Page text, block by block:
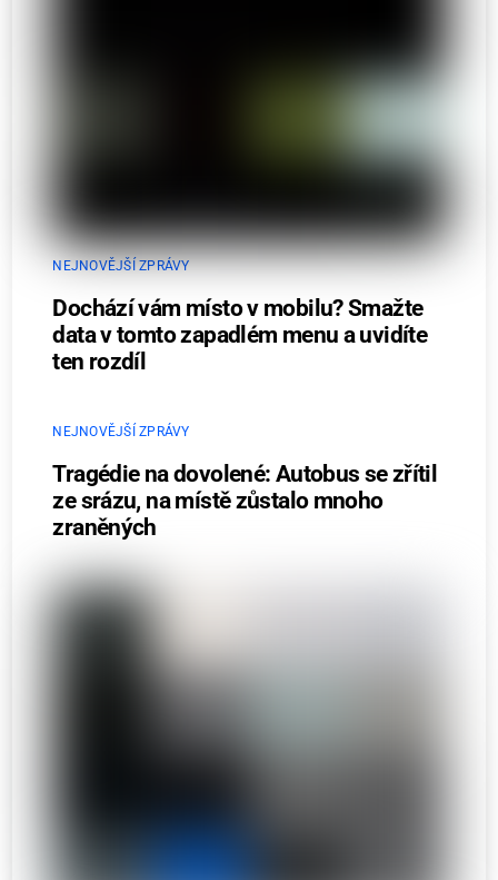
NEJNOVĚJŠÍ ZPRÁVY
Dochází vám místo v mobilu? Smažte
data v tomto zapadlém menu a uvidíte
ten rozdíl
NEJNOVĚJŠÍ ZPRÁVY
Tragédie na dovolené: Autobus se zřítil
ze srázu, na místě zůstalo mnoho
zraněných